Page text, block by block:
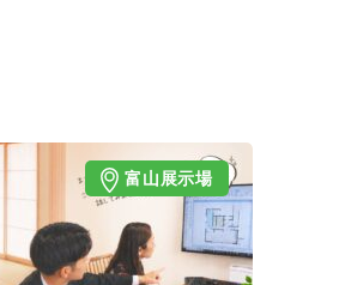
富山展示場